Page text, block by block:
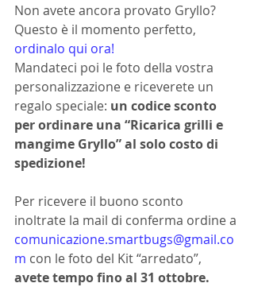
Non avete ancora provato Gryllo?
Questo è il momento perfetto,
ordinalo qui ora!
Mandateci poi le foto della vostra
personalizzazione e riceverete un
regalo speciale: un codice sconto
per ordinare una “Ricarica grilli e
mangime Gryllo” al solo costo di
spedizione!
Per ricevere il buono sconto
inoltrate la mail di conferma ordine a
comunicazione.smartbugs@gmail.co
m con le foto del Kit “arredato”,
avete tempo fino al 31 ottobre.